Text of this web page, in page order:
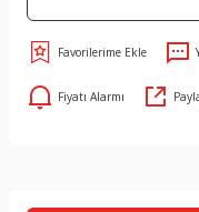
Fiyatı Alarmı